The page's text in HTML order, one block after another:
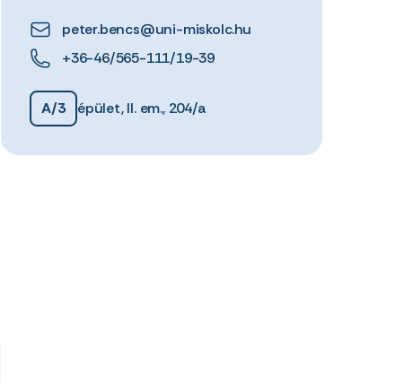
peter.bencs@uni-miskolc.hu
+36-46/565-111/19-39
A/3 épület, II. em., 204/a